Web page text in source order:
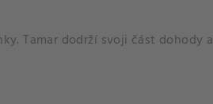
Tamar dodrží svoji část dohody a